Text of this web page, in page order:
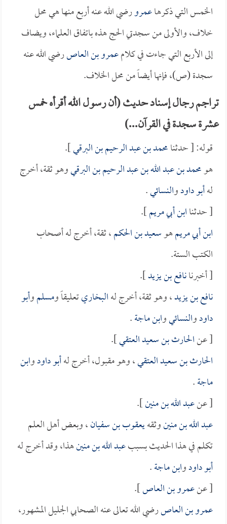
الخمس التي ذكرهاعمرورضي الله عنه أربع منها هي محل
خلاف، والأولى من سجدتي الحج هذه باتفاق العلماء، ويضاف
إلى الأربع التي جاءت في كلامعمرو بن العاصرضي الله عنه
سجدة (ص)، فإنها أيضاً من محل الخلاف.
تراجم رجال إسناد حديث (أن رسول الله أقرأه خمس
عشرة سجدة في القرآن...)
قوله: [ حدثنامحمد بن عبد الرحيم بن البرقي].
هومحمد بن عبد الله بن عبد الرحيم بن البرقيوهو ثقة، أخرج
لهأبو داودوالنسائي.
[ حدثناابن أبي مريم].
ابن أبي مريمهوسعيد بن الحكم، ثقة، أخرج له أصحاب
الكتب الستة.
[ أخبرنانافع بن يزيد].
نافع بن يزيد، وهو ثقة، أخرج لهالبخاريتعليقاً ومسلموأبو
داودوالنسائيوابن ماجة.
[ عنالحارث بن سعيد العتقي].
الحارث بن سعيد العتقي، وهو مقبول، أخرج لهأبو داودوابن
ماجة.
[ عنعبد الله بن منين].
عبد الله بن منينوثقهيعقوب بن سفيان، وبعض أهل العلم
تكلم في هذا الحديث بسببعبد الله بن منينهذا، وقد أخرج له
أبو داودوابن ماجة.
[ عنعمرو بن العاص].
عمرو بن العاصرضي الله تعالى عنه الصحابي الجليل المشهور،